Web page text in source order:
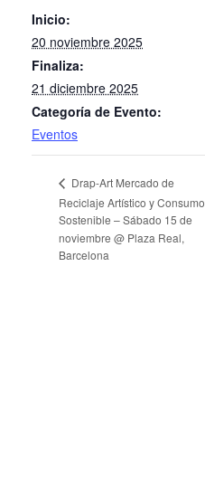
Inicio:
20 noviembre 2025
Finaliza:
21 diciembre 2025
Categoría de Evento:
Eventos
Drap-Art Mercado de
Reciclaje Artístico y Consumo
Sostenible – Sábado 15 de
noviembre @ Plaza Real,
Barcelona